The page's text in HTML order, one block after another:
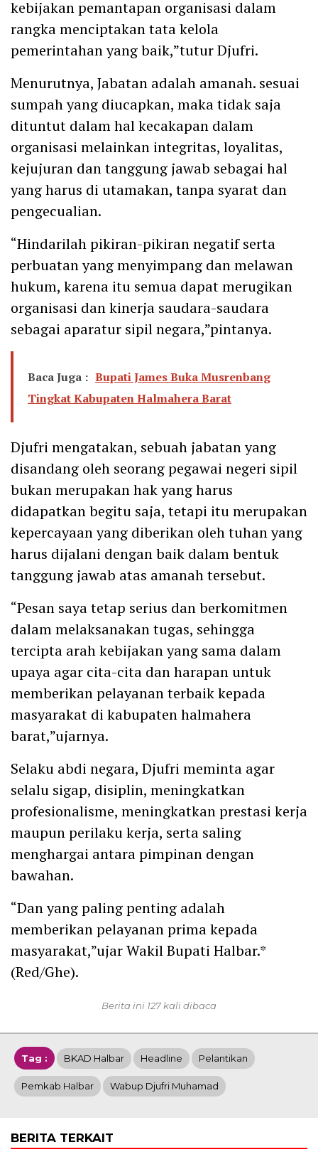
kebijakan pemantapan organisasi dalam
rangka menciptakan tata kelola
pemerintahan yang baik,”tutur Djufri.
Menurutnya, Jabatan adalah amanah. sesuai
sumpah yang diucapkan, maka tidak saja
dituntut dalam hal kecakapan dalam
organisasi melainkan integritas, loyalitas,
kejujuran dan tanggung jawab sebagai hal
yang harus di utamakan, tanpa syarat dan
pengecualian.
“Hindarilah pikiran-pikiran negatif serta
perbuatan yang menyimpang dan melawan
hukum, karena itu semua dapat merugikan
organisasi dan kinerja saudara-saudara
sebagai aparatur sipil negara,”pintanya.
Baca Juga : Bupati James Buka Musrenbang
Tingkat Kabupaten Halmahera Barat
Djufri mengatakan, sebuah jabatan yang
disandang oleh seorang pegawai negeri sipil
bukan merupakan hak yang harus
didapatkan begitu saja, tetapi itu merupakan
kepercayaan yang diberikan oleh tuhan yang
harus dijalani dengan baik dalam bentuk
tanggung jawab atas amanah tersebut.
“Pesan saya tetap serius dan berkomitmen
dalam melaksanakan tugas, sehingga
tercipta arah kebijakan yang sama dalam
upaya agar cita-cita dan harapan untuk
memberikan pelayanan terbaik kepada
masyarakat di kabupaten halmahera
barat,”ujarnya.
Selaku abdi negara, Djufri meminta agar
selalu sigap, disiplin, meningkatkan
profesionalisme, meningkatkan prestasi kerja
maupun perilaku kerja, serta saling
menghargai antara pimpinan dengan
bawahan.
“Dan yang paling penting adalah
memberikan pelayanan prima kepada
masyarakat,”ujar Wakil Bupati Halbar.*
(Red/Ghe).
Berita ini 127 kali dibaca
Tag : BKAD Halbar Headline Pelantikan
Pemkab Halbar Wabup Djufri Muhamad
BERITA TERKAIT